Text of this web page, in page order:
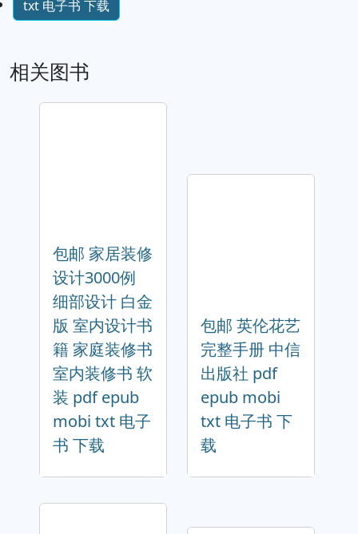
txt 电子书 下载
相关图书
包邮 家居装修
设计3000例
细部设计 白金
版 室内设计书
籍 家庭装修书
室内装修书 软
装 pdf epub
mobi txt 电子
书 下载
包邮 英伦花艺
完整手册 中信
出版社 pdf
epub mobi
txt 电子书 下
载